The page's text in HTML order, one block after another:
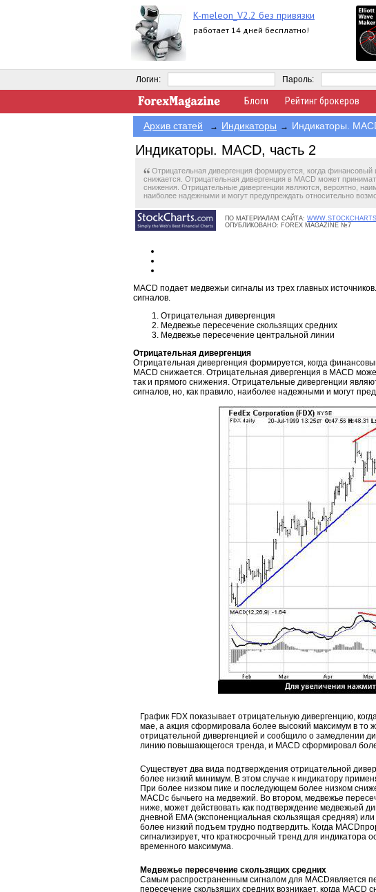
K-meleon_V2.2 без привязки
работает 14 дней бесплатно!
Логин: Пароль:
Блоги Рейтинг брокеров
Архив статей → Индикаторы → Индикаторы.
Индикаторы. MACD, часть 2
Отрицательная дивергенция формируется, когда
снижается. Отрицательная дивергенция в MACD может
снижения. Отрицательные дивергенции являются, вероятно,
наиболее надежными и могут предупреждать относительно
ПО МАТЕРИАЛАМ САЙТА:
ОПУБЛИКОВАНО: FOREX MAGAZINE №7
MACD подает медвежьи сигналы из трех главных
сигналов.
Отрицательная дивергенция
Медвежье пересечение скользящих средних
Медвежье пересечение центральной линии
Отрицательная дивергенция
Отрицательная дивергенция формируется, когда
MACD снижается. Отрицательная дивергенция в MACD
так и прямого снижения. Отрицательные дивергенции
сигналов, но, как правило, наиболее надежными и могут
График FDX показывает отрицательную дивергенцию,
мае, а акция сформировала более высокий максимум в то
отрицательной дивергенцией и сообщило о замедлении
линию повышающегося тренда, и MACD сформировал
Существует два вида подтверждения отрицательной
более низкий минимум. В этом случае к индикатору
При более низком пике и последующем более низком
MACDс бычьего на медвежий. Во втором, медвежье
ниже, может действовать как подтверждение медвежьей
дневной EMA (экспоненциальная скользящая средняя)
более низкий подъем трудно подтвердить. Когда
сигнализирует, что краткосрочный тренд для
временного максимума.
Медвежье пересечение скользящих средних
Самым распространенным сигналом для MACDявляется
пересечение скользящих средних возникает, когда